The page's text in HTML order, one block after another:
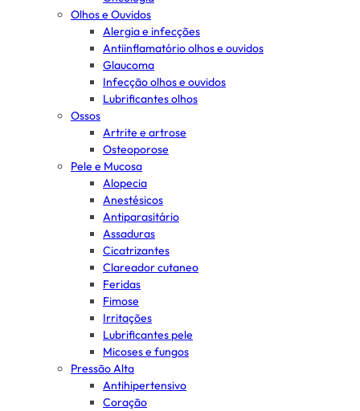
Olhos e Ouvidos
Alergia e infecções
Antiinflamatório olhos e ouvidos
Glaucoma
Infecção olhos e ouvidos
Lubrificantes olhos
Ossos
Artrite e artrose
Osteoporose
Pele e Mucosa
Alopecia
Anestésicos
Antiparasitário
Assaduras
Cicatrizantes
Clareador cutaneo
Feridas
Fimose
Irritações
Lubrificantes pele
Micoses e fungos
Pressão Alta
Antihipertensivo
Coração